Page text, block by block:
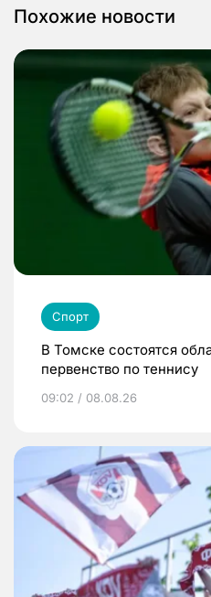
Похожие новости
Спорт
В Томске состоятся
первенство по теннису
09:02 / 08.08.26